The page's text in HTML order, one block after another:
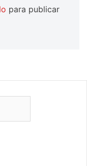
para publicar